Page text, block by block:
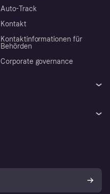
Auto-Track
Kontakt
Kontaktinformationen für
Behörden
Corporate governance